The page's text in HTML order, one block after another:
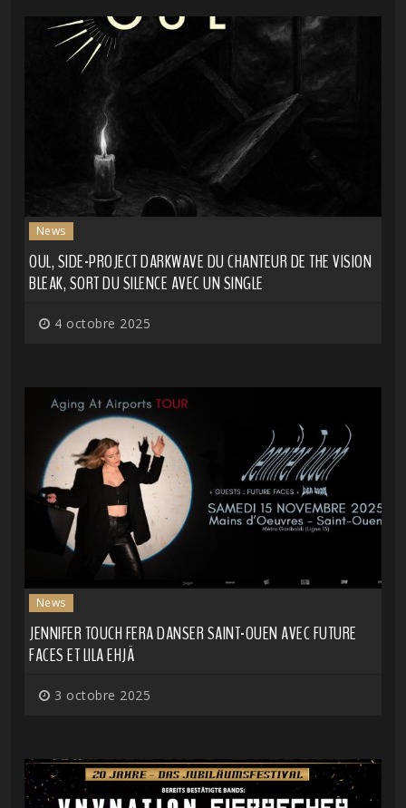
News
OUL, SIDE-PROJECT DARKWAVE DU CHANTEUR DE THE VISION
BLEAK, SORT DU SILENCE AVEC UN SINGLE
4 octobre 2025
News
JENNIFER TOUCH FERA DANSER SAINT-OUEN AVEC FUTURE
FACES ET LILA EHJÄ
3 octobre 2025